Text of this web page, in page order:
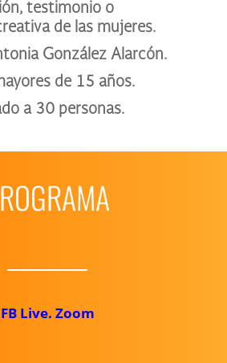
testimonio o
de las mujeres.
González Alarcón.
de 15 años.
a 30 personas.
FB Live. Zoom